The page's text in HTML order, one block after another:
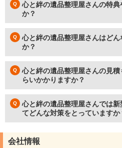
心と絆の遺品整理屋さんの特
か？
心と絆の遺品整理屋さんはど
か？
心と絆の遺品整理屋さんの見積
らいかかりますか？
心と絆の遺品整理屋さんでは
てどんな対策をとっていますか
会社情報